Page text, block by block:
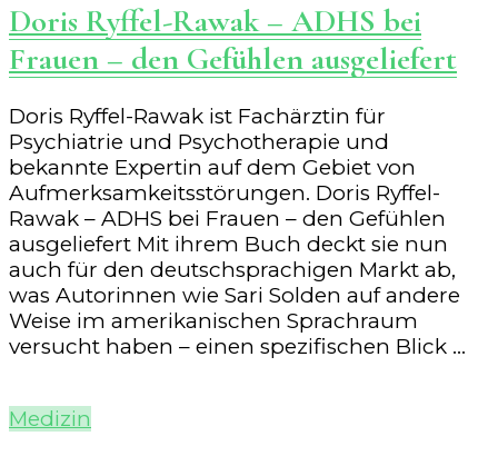
Doris Ryffel-Rawak – ADHS bei
Frauen – den Gefühlen ausgeliefert
Doris Ryffel-Rawak ist Fachärztin für
Psychiatrie und Psychotherapie und
bekannte Expertin auf dem Gebiet von
Aufmerksamkeitsstörungen. Doris Ryffel-
Rawak – ADHS bei Frauen – den Gefühlen
ausgeliefert Mit ihrem Buch deckt sie nun
auch für den deutschsprachigen Markt ab,
was Autorinnen wie Sari Solden auf andere
Weise im amerikanischen Sprachraum
versucht haben – einen spezifischen Blick …
Medizin